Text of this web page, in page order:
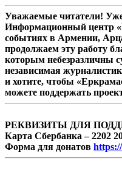
Уважаемые читатели!
Информационный центр
событиях в Армении,
продолжаем эту работу
которым небезразличны
независимая
и хотите, чтобы
можете поддержать
РЕКВИЗИТЫ ДЛЯ
Карта Сбербанка – 2202
Форма для донатов